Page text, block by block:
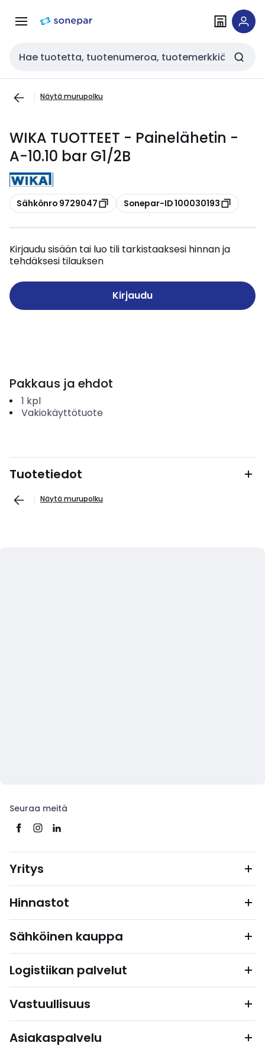
navigointiinsisältöön
Haku
Näytä murupolku
WIKA TUOTTEET - Painelähetin -
A-10.10 bar G1/2B
Kopioi
Sähkönro 9729047 Kopioi
Sonepar-ID 100030193
Kirjaudu sisään tai luo tili tarkistaaksesi hinnan ja
tehdäksesi tilauksen
Kirjaudu
Pakkaus ja ehdot
1 kpl
Vakiokäyttötuote
Tuotetiedot
Näytä murupolku
Seuraa meitä
Yritys
Hinnastot
Sähköinen kauppa
Logistiikan palvelut
Vastuullisuus
Asiakaspalvelu